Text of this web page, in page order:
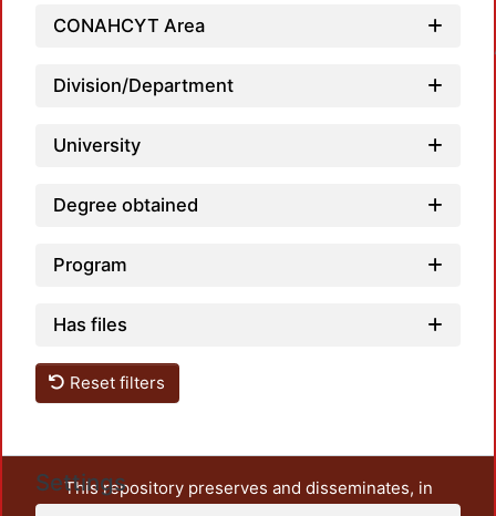
CONAHCYT Area
Division/Department
University
Degree obtained
Program
Has files
Reset filters
Settings
This repository preserves and disseminates, in